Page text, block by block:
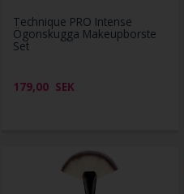
Technique PRO Intense
Ögonskugga Makeupborste
Set
179,00 SEK